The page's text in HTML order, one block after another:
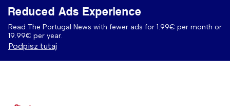
Reduced Ads Experience
Read The Portugal News with fewer ads for 1.99€ per month or
19.99€ per year.
Podpisz tutaj